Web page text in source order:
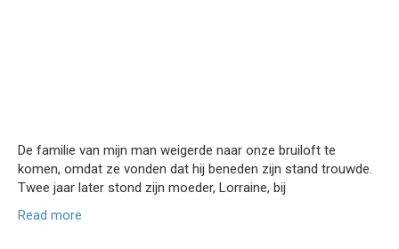
De familie van mijn man weigerde naar onze bruiloft te
komen, omdat ze vonden dat hij beneden zijn stand trouwde.
Twee jaar later stond zijn moeder, Lorraine, bij
Read more